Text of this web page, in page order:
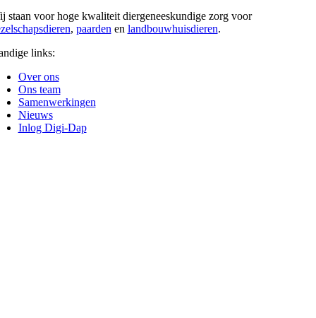
staan voor hoge kwaliteit diergeneeskundige zorg voor
, paarden en landbouwhuisdieren.
links:
Over ons
Ons team
Samenwerkingen
Nieuws
Inlog Digi-Dap